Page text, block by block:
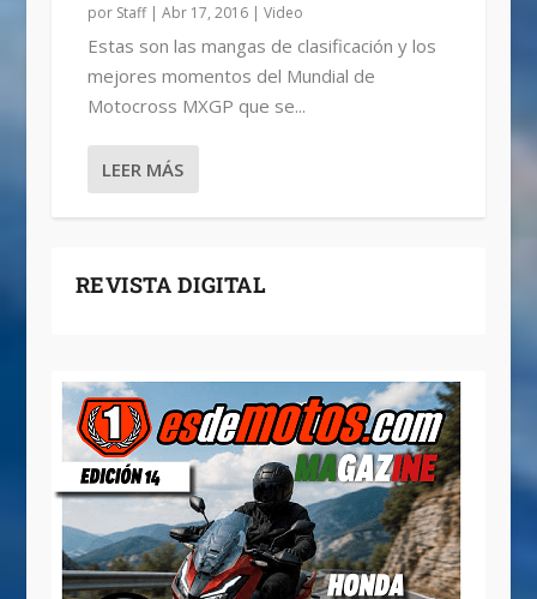
por Staff| Abr 17, 2016| Video
Estas son las mangas de clasificación y los
mejores momentos del Mundial de
Motocross MXGP que se...
LEER MÁS
REVISTA DIGITAL